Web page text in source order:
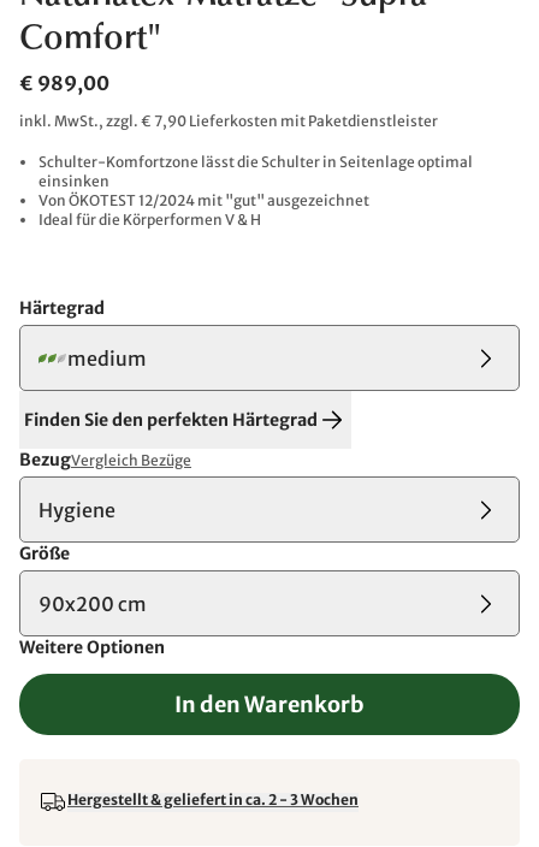
Comfort"
€ 989,00
inkl. MwSt., zzgl. € 7,90 Lieferkosten mit Paketdienstleister
Schulter-Komfortzone lässt die Schulter in Seitenlage optimal
einsinken
Von ÖKOTEST 12/2024 mit "gut" ausgezeichnet
Ideal für die Körperformen V & H
Härtegrad
medium
Finden Sie den perfekten Härtegrad
BezugVergleich Bezüge
Hygiene
Größe
90x200 cm
Weitere Optionen
In den Warenkorb
Hergestellt & geliefert in ca. 2 - 3 Wochen